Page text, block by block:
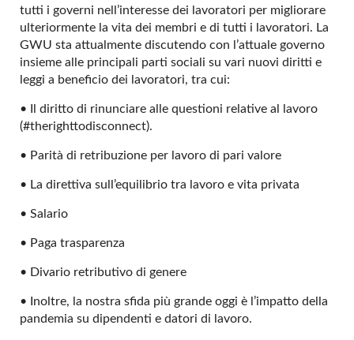
tutti i governi nell’interesse dei lavoratori per migliorare
ulteriormente la vita dei membri e di tutti i lavoratori. La
GWU sta attualmente discutendo con l’attuale governo
insieme alle principali parti sociali su vari nuovi diritti e
leggi a beneficio dei lavoratori, tra cui:
• Il diritto di rinunciare alle questioni relative al lavoro
(#therighttodisconnect).
• Parità di retribuzione per lavoro di pari valore
• La direttiva sull’equilibrio tra lavoro e vita privata
• Salario
• Paga trasparenza
• Divario retributivo di genere
• Inoltre, la nostra sfida più grande oggi è l’impatto della
pandemia su dipendenti e datori di lavoro.